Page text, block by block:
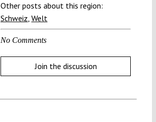
Other posts about this region:
Schweiz, Welt
No Comments
Join the discussion